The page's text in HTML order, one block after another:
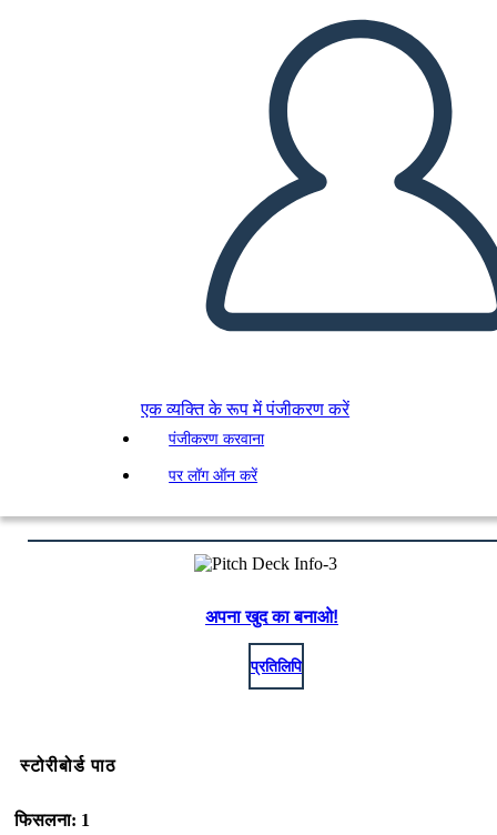
एक व्यक्ति के रूप में पंजीकरण करें
पंजीकरण करवाना
पर लॉग ऑन करें
मुझे पढ़कर सुनाओ
अपना खुद का बनाओ!
प्रतिलिपि
स्टोरीबोर्ड पाठ
फिसलना: 1